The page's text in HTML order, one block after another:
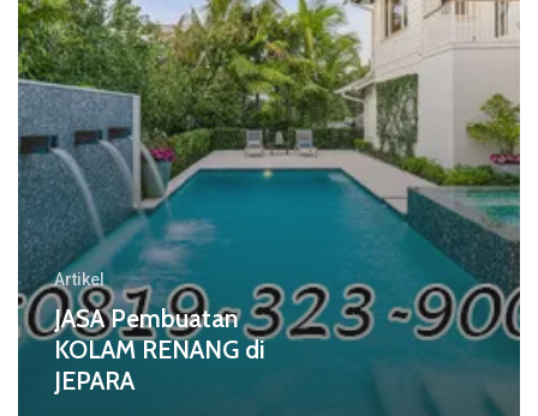
Artikel
JASA Pembuatan
KOLAM RENANG di
JEPARA